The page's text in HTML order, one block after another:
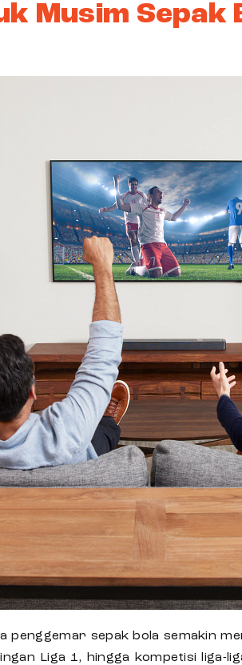
Musim Sepak
sepak bola semakin
Liga 1, hingga kompetisi liga-